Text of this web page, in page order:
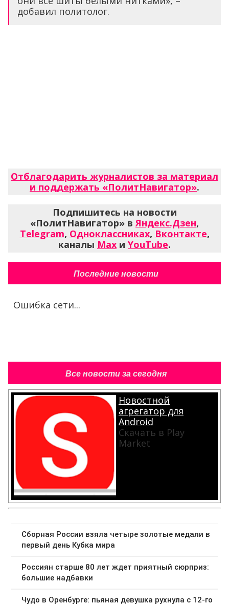
добавил политолог.
Отблагодарить журналистов за материал
и поддержать «ПолитНавигатор».
Подпишитесь на новости
«ПолитНавигатор» в Яндекс.Дзен,
Telegram, Одноклассниках, Вконтакте,
каналы Max и YouTube.
Последние новости
Ошибка сети...
Все новости за сегодня
Новостной
агрегатор для
Android
Скачать в Play
Market